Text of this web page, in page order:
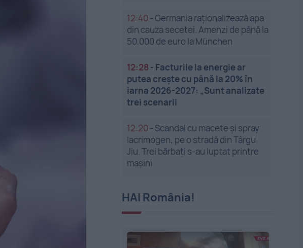
12:40 -Germania raționalizează apa
din cauza secetei. Amenzi de până la
50.000 de euro la München
12:28 - Facturile la energie ar
putea crește cu până la 20% în
iarna 2026-2027: „Sunt analizate
trei scenarii
12:20 - Scandal cu macete și spray
lacrimogen, pe o stradă din Târgu
Jiu. Trei bărbați s-au luptat printre
mașini
HAI România!